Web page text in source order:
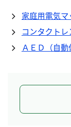
家庭用電気
コンタクト
ＡＥＤ（自